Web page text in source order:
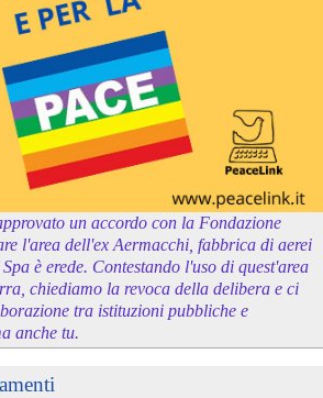
un accordo con la Fondazione
l'area dell'ex Aermacchi, fabbrica di aerei
è erede. Contestando l'uso di quest'area
chiediamo la revoca della delibera e ci
tra istituzioni pubbliche e
anche tu.